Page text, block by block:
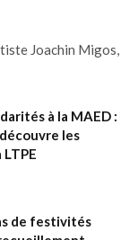
Joachin Migos,
à la MAED :
les
de festivités